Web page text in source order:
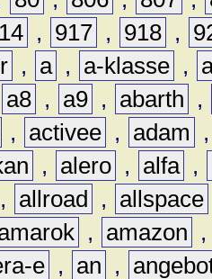
, 917 , 918 ,
, a , a-klasse ,
a8 , a9 , abarth
,
, activee , adam
, alero , alfa ,
, allroad , allspace
, amazon
e , an ,